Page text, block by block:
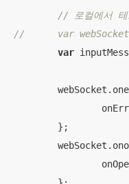
// 로컬에서 테
// 	var
var